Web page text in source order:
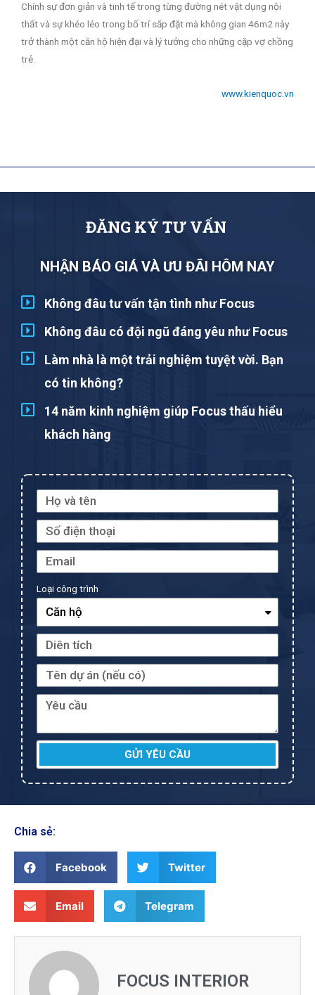
Chính sự đơn giản và tinh tế trong từng đường nét vật dụng nội
thất và sự khéo léo trong bố trí sắp đặt mà không gian 46m2 này
trở thành một căn hộ hiện đại và lý tưởng cho những cặp vợ chồng
trẻ.
www.kienquoc.vn
ĐĂNG KÝ TƯ VẤN
NHẬN BÁO GIÁ VÀ ƯU ĐÃI HÔM NAY
Không đâu tư vấn tận tình như Focus
Không đâu có đội ngũ đáng yêu như Focus
Làm nhà là một trải nghiệm tuyệt vời. Bạn
có tin không?
14 năm kinh nghiệm giúp Focus thấu hiểu
khách hàng
Loại công trình
GỬI YÊU CẦU
Chia sẻ:
Facebook Twitter
Email Telegram
FOCUS INTERIOR